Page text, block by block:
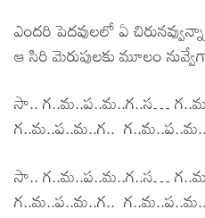
ఎందరి పెదవులలో ఏ
ఆ సిరి మెరుపులకు మూలం
సా.. గ..మ..ప..మ..గ..స…
గ..మ..ప..మ..గ..
సా.. గ..మ..ప..మ..గ..స…
గ..మ..ప..మ..గ..